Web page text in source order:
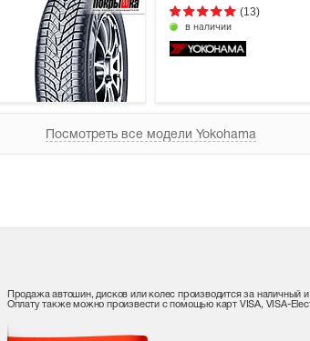
(13)
в наличии
Посмотреть все модели Yokohama
Продажа автошин, дисков или колес производится за наличный
Оплату также можно произвести с помощью карт VISA, VISA-